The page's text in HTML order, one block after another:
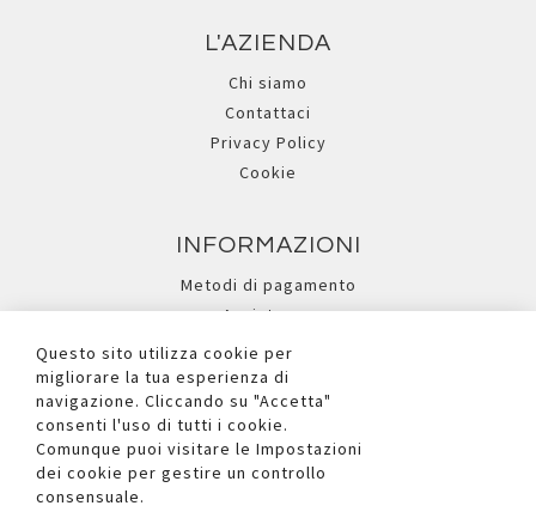
L'AZIENDA
Chi siamo
Contattaci
Privacy Policy
Cookie
INFORMAZIONI
Metodi di pagamento
Assistenza
Ricerca avanzata
I NOSTRI SOCIAL
Questo sito utilizza cookie per
migliorare la tua esperienza di
navigazione. Cliccando su "Accetta"
consenti l'uso di tutti i cookie.
Comunque puoi visitare le Impostazioni
dei cookie per gestire un controllo
consensuale.